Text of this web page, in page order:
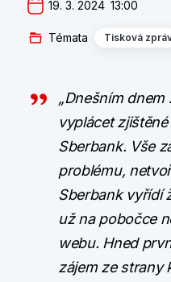
19. 3. 2024  13:00
Témata Tisková
„Dnešním
vyplácet
Sberbank. Vše
problému,
Sberbank vyřídí
už na pobočce
webu. Hned
zájem ze strany